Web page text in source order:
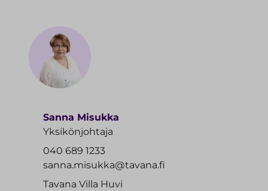
Sanna Misukka
Yksikönjohtaja
040 689 1233
sanna.misukka@tavana.fi
Tavana Villa Huvi